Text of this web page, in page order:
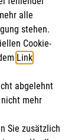
alle
stehen.
Cookie-
Link.
abgelehnt
mehr
Sie zusätzlich